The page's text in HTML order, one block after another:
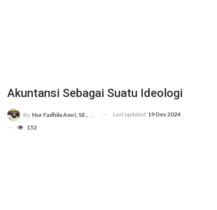
Akuntansi Sebagai Suatu Ideologi
By Nur Fadhila Amri, SE., Ak., M.Si Last updated 19 Des 2024
152